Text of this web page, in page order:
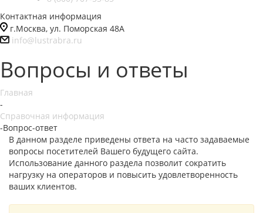
Контактная информация
г.Москва, ул. Поморская 48А
info@lustrabra.ru
Вопросы и ответы
Главная
-
Справочная информация
-Вопрос-ответ
В данном разделе приведены ответа на часто задаваемые
вопросы посетителей Вашего будущего сайта.
Использование данного раздела позволит сократить
нагрузку на операторов и повысить удовлетворенность
ваших клиентов.